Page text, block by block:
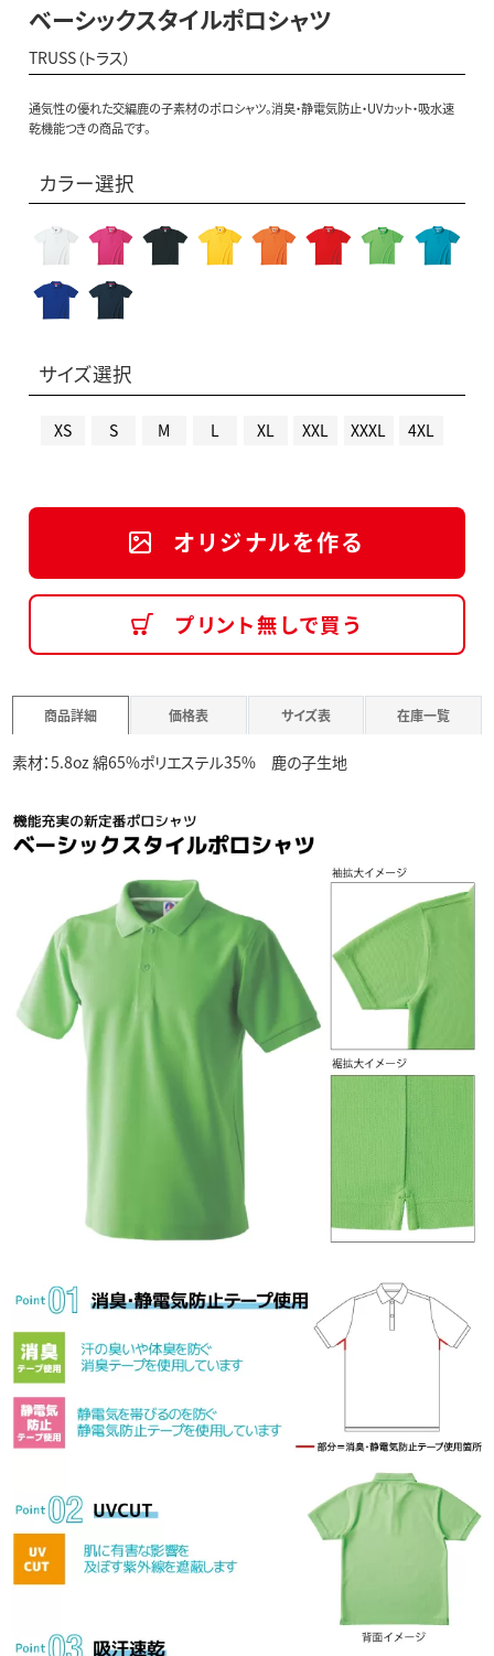
ベーシックスタイルポロシャツ
TRUSS（トラス）
通気性の優れた交編鹿の子素材のポロシャツ。消臭・静電気防止・UVカット・吸水速
乾機能つきの商品です。
カラー選択
サイズ選択
XS S M L XL XXL XXXL 4XL
オリジナルを作る
プリント無しで買う
商品詳細 価格表 サイズ表 在庫一覧
素材：5.8oz 綿65%ポリエステル35% 鹿の子生地